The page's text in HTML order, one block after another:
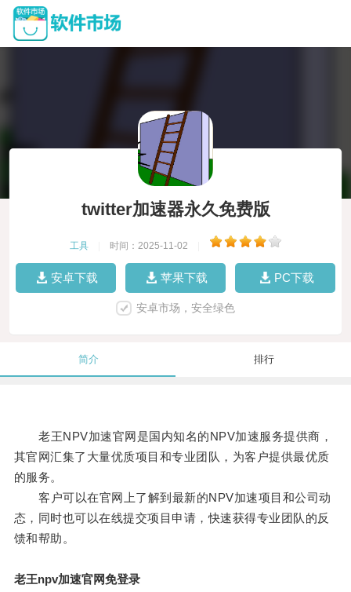
twitter加速器永久免费版
工具 时间：2025-11-02
安卓下载 苹果下载 PC下载
安卓市场，安全绿色
简介 排行
老王NPV加速官网是国内知名的NPV加速服务提供商，
其官网汇集了大量优质项目和专业团队，为客户提供最优质
的服务。
客户可以在官网上了解到最新的NPV加速项目和公司动
态，同时也可以在线提交项目申请，快速获得专业团队的反
馈和帮助。
老王npv加速官网免登录